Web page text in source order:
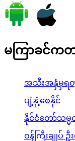
မကြာခင်က
အသီးအနှံမှရ
ပျံ့နှံ့စေနိုင်
နိုင်ငံတော်သမ္
ဝန်ကြီးချုပ်